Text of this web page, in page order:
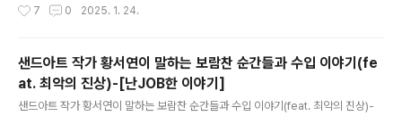
t.ly/nj-member📚 사람을 좋아하는 헤드헌터 책 : https://bit.ly/book-NJ💵 후
━━━━━━━━━━━━━👆구독과 👍좋아요 🔔알림설정 🙏부탁드립니다.
━━━━━━━━━━━━━━━━━━━━━━━━━헤드헌터 윤재홍
의 난JOB한 이야기-세상의 모든 직업━━━━━━━━━━━━━..
7 0 2025. 1. 24.
샌드아트 작가 황서연이 말하는 보람찬 순간들과 수입 이야기(fe
at. 최악의 진상)-[난JOB한 이야기]
샌드아트 작가 황서연이 말하는 보람찬 순간들과 수입 이야기(feat. 최악의 진상)-